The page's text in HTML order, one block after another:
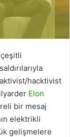
hacktivist
Elon
bir mesaj
elektrikli
gelişmelere